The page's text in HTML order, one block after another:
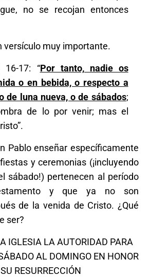
no se recojan entonces
versículo muy importante.
16-17: “Por tanto, nadie os
o en bebida, o respecto a
de luna nueva, o de sábados;
de lo por venir; mas el
Pablo enseñar específicamente
y ceremonias (¡incluyendo
sábado!) pertenecen al período
y que ya no son
de la venida de Cristo. ¿Qué
ser?
IGLESIA LA AUTORIDAD PARA
AL DOMINGO EN HONOR
RESURRECCIÓN